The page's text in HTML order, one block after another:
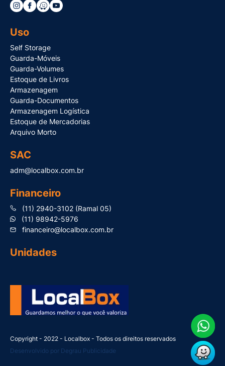
Uso
Self Storage
Guarda-Móveis
Guarda-Volumes
Estoque de Livros
Armazenagem
Guarda-Documentos
Armazenagem Logística
Estoque de Mercadorias
Arquivo Morto
SAC
adm@localbox.com.br
Financeiro
(11) 2940-3102 (Ramal 05)
(11) 98942-5976
financeiro@localbox.com.br
Unidades
Copyright - 2022 - Localbox - Todos os direitos reservados
Desenvolvido por Degrau Publicidade